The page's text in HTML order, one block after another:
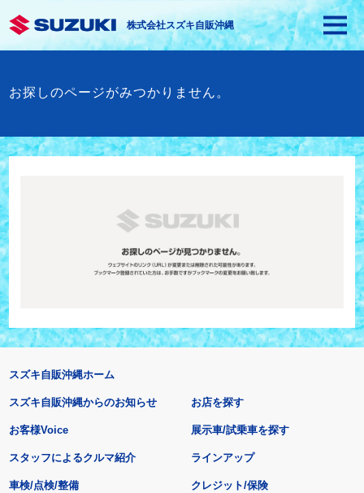
株式会社スズキ自販沖縄
お探しのページがみつかりません。
スズキ自販沖縄ホーム
スズキ自販沖縄からのお知らせ
お客様Voice
スタッフによるクルマ紹介
お店を探す
展示車/試乗車を探す
ラインアップ
車検/点検/整備 クレジット/保険